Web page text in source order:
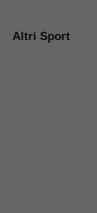
Altri Sport